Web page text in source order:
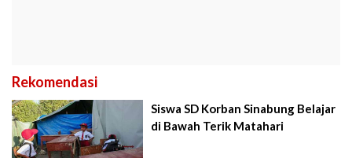
Rekomendasi
Siswa SD Korban Sinabung Belajar
di Bawah Terik Matahari